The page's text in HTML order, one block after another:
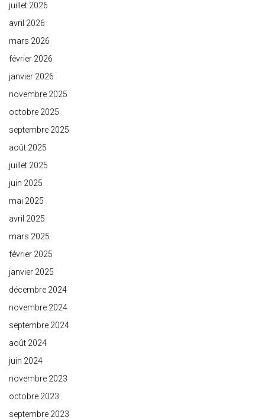
juillet 2026
avril 2026
mars 2026
février 2026
janvier 2026
novembre 2025
octobre 2025
septembre 2025
août 2025
juillet 2025
juin 2025
mai 2025
avril 2025
mars 2025
février 2025
janvier 2025
décembre 2024
novembre 2024
septembre 2024
août 2024
juin 2024
novembre 2023
octobre 2023
septembre 2023